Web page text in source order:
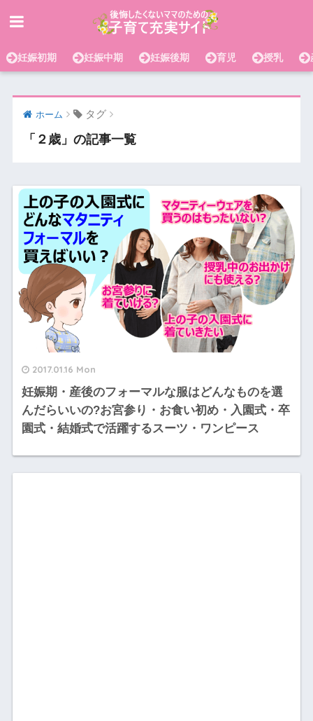
妊娠初期 妊娠中期 妊娠後期 育児 授乳
ホーム タグ
「２歳」の記事一覧
2017.01.16 Mon
妊娠期・産後のフォーマルな服はどんなものを選
んだらいいの?お宮参り・お食い初め・入園式・卒
園式・結婚式で活躍するスーツ・ワンピース